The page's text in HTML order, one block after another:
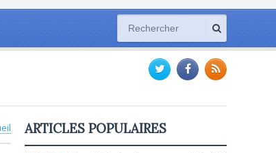
ARTICLES POPULAIRES